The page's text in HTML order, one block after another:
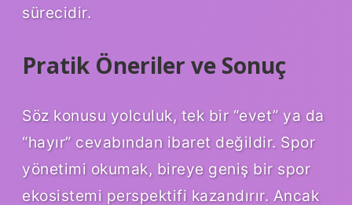
sürecidir.
Pratik Öneriler ve Sonuç
Söz konusu yolculuk, tek bir “evet” ya da
“hayır” cevabından ibaret değildir. Spor
yönetimi okumak, bireye geniş bir spor
ekosistemi perspektifi kazandırır. Ancak